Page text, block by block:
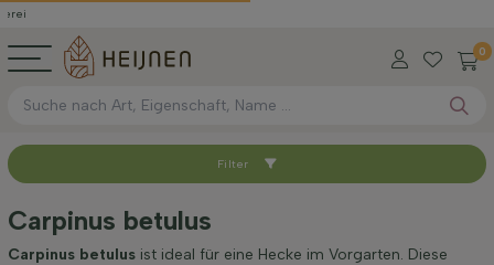
0
Sortieren nach
Verfügbar
Filter
Carpinus betulus
Carpinus betulus ist ideal für eine Hecke im Vorgarten. Diese